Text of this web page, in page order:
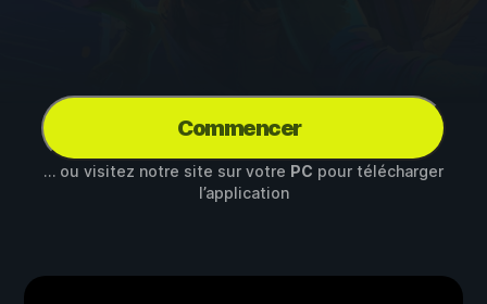
Commencer
… ou visitez notre site sur votre PC pour télécharger
l’application